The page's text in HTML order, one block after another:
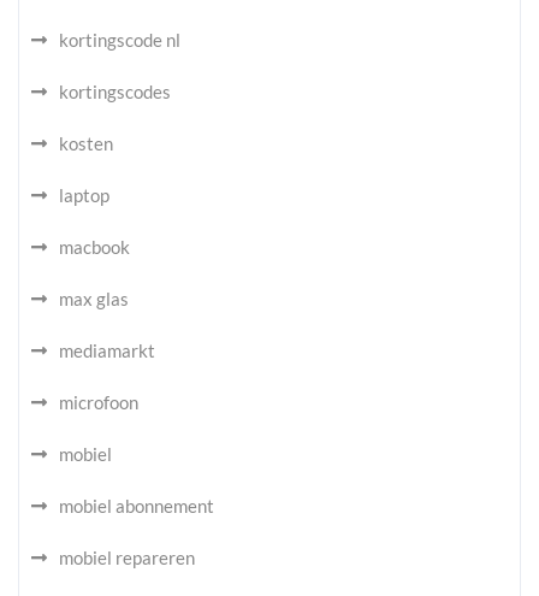
kortingscode nl
kortingscodes
kosten
laptop
macbook
max glas
mediamarkt
microfoon
mobiel
mobiel abonnement
mobiel repareren